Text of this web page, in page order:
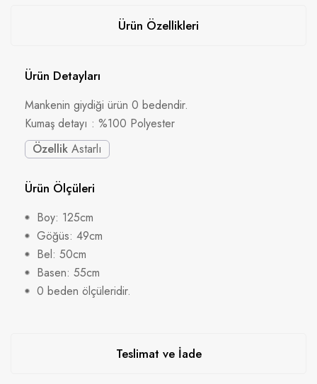
Ürün Özellikleri
Ürün Detayları
Mankenin giydiği ürün 0 bedendir.
Kumaş detayı : %100 Polyester
Özellik Astarlı
Ürün Ölçüleri
Boy: 125cm
Göğüs: 49cm
Bel: 50cm
Basen: 55cm
0 beden ölçüleridir.
Teslimat ve İade